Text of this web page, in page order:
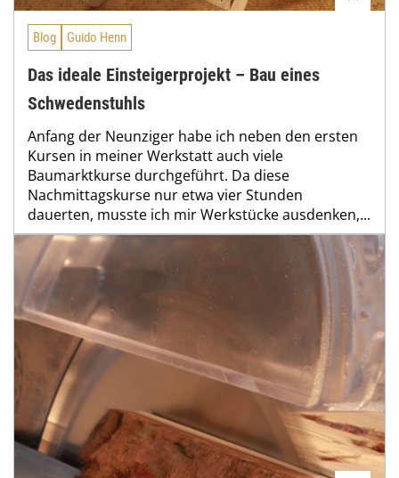
Blog Guido Henn
Das ideale Einsteigerprojekt – Bau eines
Schwedenstuhls
Anfang der Neunziger habe ich neben den ersten
Kursen in meiner Werkstatt auch viele
Baumarktkurse durchgeführt. Da diese
Nachmittagskurse nur etwa vier Stunden
dauerten, musste ich mir Werkstücke ausdenken,...